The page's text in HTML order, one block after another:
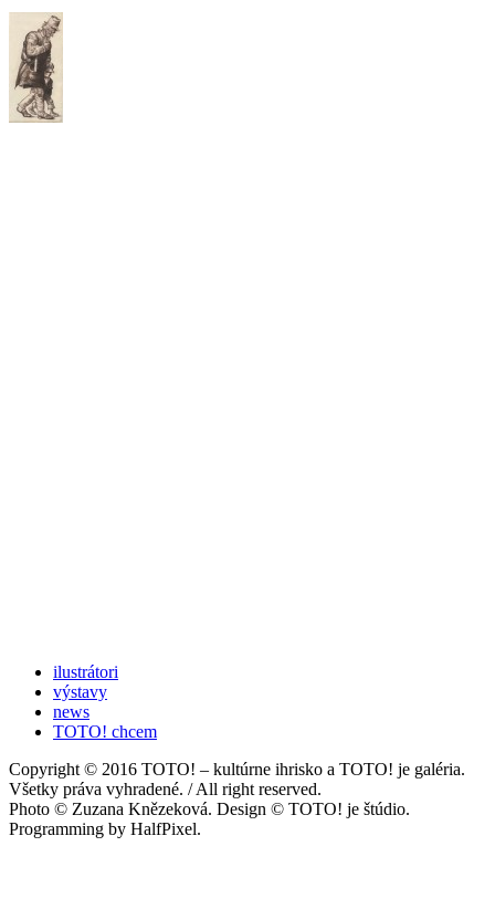
ilustrátori
výstavy
news
TOTO! chcem
Copyright © 2016 TOTO! – kultúrne ihrisko a TOTO! je galéria.
Všetky práva vyhradené. / All right reserved.
Photo © Zuzana Knězeková. Design © TOTO! je štúdio.
Programming by HalfPixel.